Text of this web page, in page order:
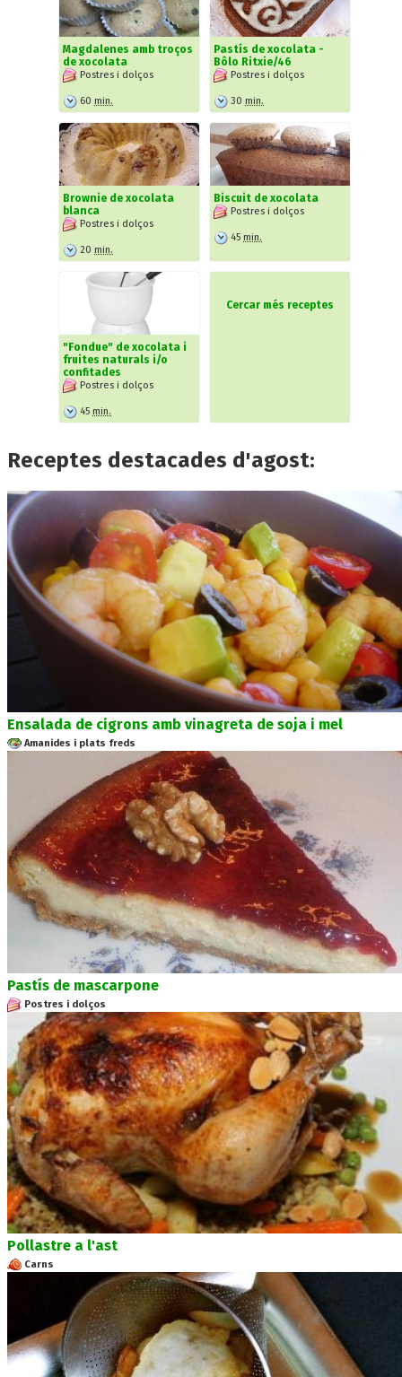
Magdalenes amb troços
de xocolata
Postres i dolços
60 min.
Pastís de xocolata -
Bôlo Ritxie/46
Postres i dolços
30 min.
Brownie de xocolata
blanca
Postres i dolços
20 min.
Biscuit de xocolata
Postres i dolços
45 min.
"Fondue" de xocolata i
fruites naturals i/o
confitades
Postres i dolços
45 min.
Cercar més receptes
Receptes destacades d'agost:
Ensalada de cigrons amb vinagreta de soja i mel
Amanides i plats freds
Pastís de mascarpone
Postres i dolços
Pollastre a l'ast
Carns